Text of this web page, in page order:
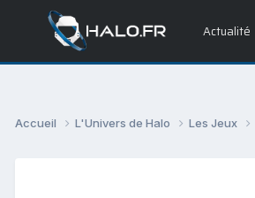
Actualité
Accueil L'Univers de Halo Les Jeux